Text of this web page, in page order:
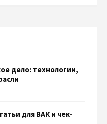
дело: технологии,
для ВАК и чек-